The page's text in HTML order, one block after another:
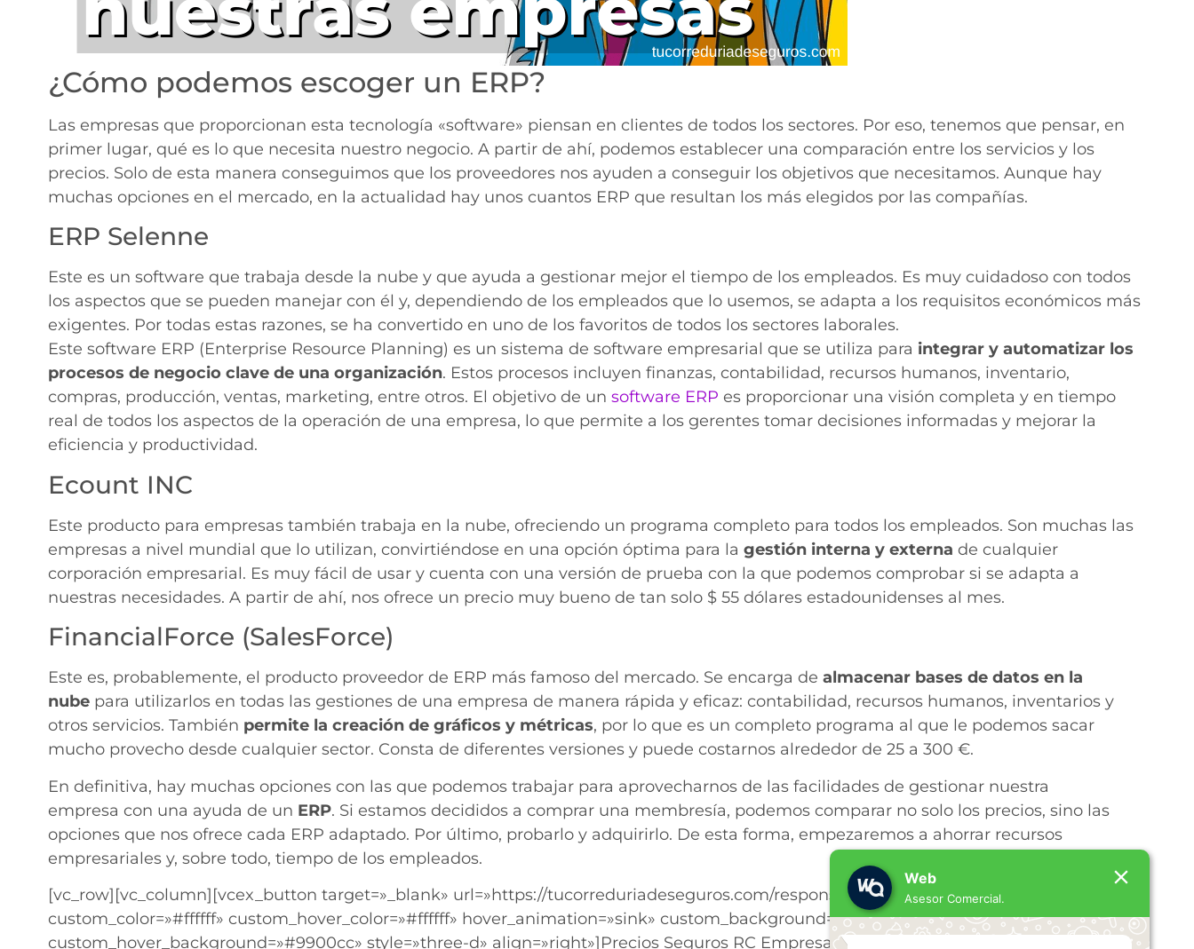
¿Cómo podemos escoger un ERP?
Las empresas que proporcionan esta tecnología «software» piensan en clientes de todos los sectores. Por eso, tenemos que pensar, en
primer lugar, qué es lo que necesita nuestro negocio. A partir de ahí, podemos establecer una comparación entre los servicios y los
precios. Solo de esta manera conseguimos que los proveedores nos ayuden a conseguir los objetivos que necesitamos. Aunque hay
muchas opciones en el mercado, en la actualidad hay unos cuantos ERP que resultan los más elegidos por las compañías.
ERP Selenne
Este es un software que trabaja desde la nube y que ayuda a gestionar mejor el tiempo de los empleados. Es muy cuidadoso con todos
los aspectos que se pueden manejar con él y, dependiendo de los empleados que lo usemos, se adapta a los requisitos económicos más
exigentes. Por todas estas razones, se ha convertido en uno de los favoritos de todos los sectores laborales.
Este software ERP (Enterprise Resource Planning) es un sistema de software empresarial que se utiliza para integrar y automatizar los
procesos de negocio clave de una organización. Estos procesos incluyen finanzas, contabilidad, recursos humanos, inventario,
compras, producción, ventas, marketing, entre otros. El objetivo de un software ERP es proporcionar una visión completa y en tiempo
real de todos los aspectos de la operación de una empresa, lo que permite a los gerentes tomar decisiones informadas y mejorar la
eficiencia y productividad.
Ecount INC
Este producto para empresas también trabaja en la nube, ofreciendo un programa completo para todos los empleados. Son muchas las
empresas a nivel mundial que lo utilizan, convirtiéndose en una opción óptima para la gestión interna y externa de cualquier
corporación empresarial. Es muy fácil de usar y cuenta con una versión de prueba con la que podemos comprobar si se adapta a
nuestras necesidades. A partir de ahí, nos ofrece un precio muy bueno de tan solo $ 55 dólares estadounidenses al mes.
FinancialForce (SalesForce)
Este es, probablemente, el producto proveedor de ERP más famoso del mercado. Se encarga de almacenar bases de datos en la
nube para utilizarlos en todas las gestiones de una empresa de manera rápida y eficaz: contabilidad, recursos humanos, inventarios y
otros servicios. También permite la creación de gráficos y métricas, por lo que es un completo programa al que le podemos sacar
mucho provecho desde cualquier sector. Consta de diferentes versiones y puede costarnos alrededor de 25 a 300 €.
En definitiva, hay muchas opciones con las que podemos trabajar para aprovecharnos de las facilidades de gestionar nuestra
empresa con una ayuda de un ERP. Si estamos decididos a comprar una membresía, podemos comparar no solo los precios, sino las
opciones que nos ofrece cada ERP adaptado. Por último, probarlo y adquirirlo. De esta forma, empezaremos a ahorrar recursos
empresariales y, sobre todo, tiempo de los empleados.
[vc_row][vc_column][vcex_button target=»_blank» url=»https://tucorreduriadeseguros.com/responsabilidad-civil-empresas/»
custom_color=»#ffffff» custom_hover_color=»#ffffff» hover_animation=»sink» custom_background=»#ff6633″
custom_hover_background=»#9900cc» style=»three-d» align=»right»]Precios Seguros RC Empresas[/vcex_button][/vc_column][/vc_row]
Web
Asesor Comercial.